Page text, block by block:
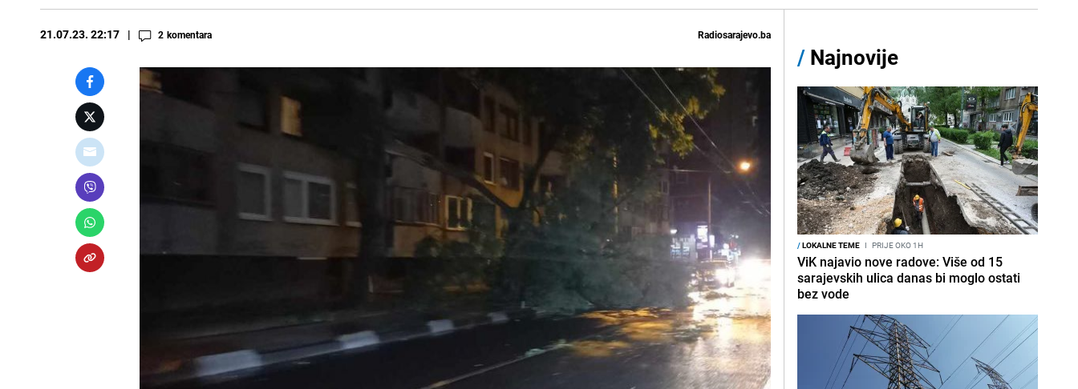
21.07.23. 22:17 2 komentara Radiosarajevo.ba
/ Najnovije
/LOKALNE TEME I PRIJE OKO 1H
ViK najavio nove radove: Više od 15
sarajevskih ulica danas bi moglo ostati
bez vode